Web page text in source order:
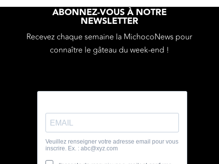
ABONNEZ-VOUS À NOTRE
NEWSLETTER
Recevez chaque semaine la MichocoNews pour
connaître le gâteau du week-end !